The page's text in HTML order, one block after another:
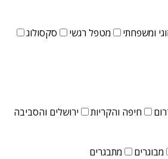
ומשפחתי מטפל רגשי
סקסולוג
חיפה והקריות ירושלים והסביבה
מבוגרים
מתבגרים